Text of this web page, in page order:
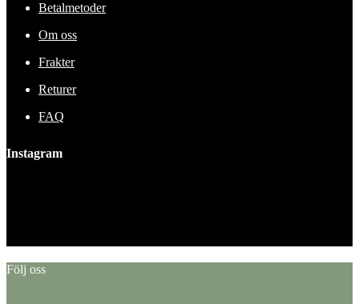
Betalmetoder
Om oss
Frakter
Returer
FAQ
Instagram
Följ oss